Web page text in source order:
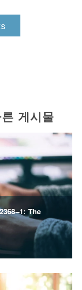
게시물
The